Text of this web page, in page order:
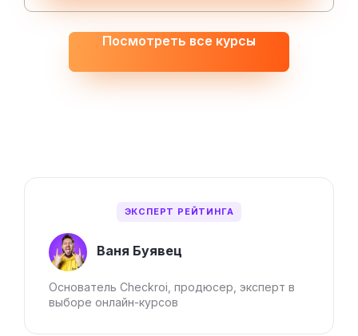
ЭКСПЕРТ РЕЙТИНГА
Ваня Буявец
Основатель Checkroi, продюсер, эксперт в
выборе онлайн-курсов
Посмотреть все курсы